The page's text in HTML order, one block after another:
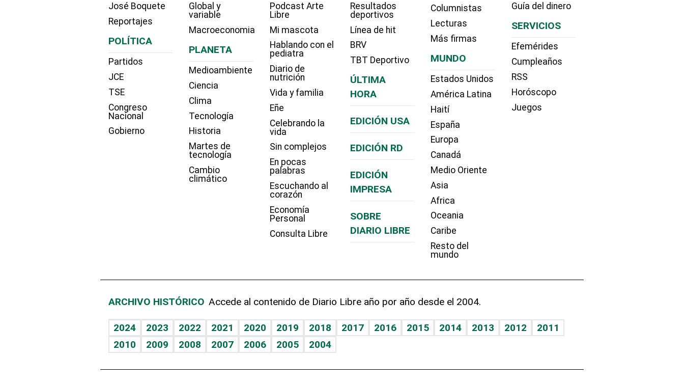
José Boquete
Reportajes
POLÍTICA
Partidos
JCE
TSE
Congreso
Nacional
Gobierno
Global y
variable
Macroeconomia
PLANETA
Medioambiente
Ciencia
Clima
Tecnología
Historia
Martes de
tecnología
Cambio
climático
Podcast Arte
Libre
Mi mascota
Hablando con el
pediatra
Diario de
nutrición
Vida y familia
Eñe
Celebrando la
vida
Sin complejos
En pocas
palabras
Escuchando al
corazón
Economía
Personal
Consulta Libre
Resultados
deportivos
Línea de hit
BRV
TBT Deportivo
ÚLTIMA
HORA
EDICIÓN USA
EDICIÓN RD
EDICIÓN
IMPRESA
SOBRE
DIARIO LIBRE
Columnistas
Lecturas
Más firmas
MUNDO
Estados Unidos
América Latina
Haití
España
Europa
Canadá
Medio Oriente
Asia
Africa
Oceania
Caribe
Resto del
mundo
Guía del dinero
SERVICIOS
Efemérides
Cumpleaños
RSS
Horóscopo
Juegos
ARCHIVO HISTÓRICO Accede al contenido de Diario Libre año por año desde el 2004.
2024 2023 2022 2021 2020 2019 2018 2017 2016 2015 2014 2013 2012
2011
2010
2009 2008 2007 2006 2005 2004